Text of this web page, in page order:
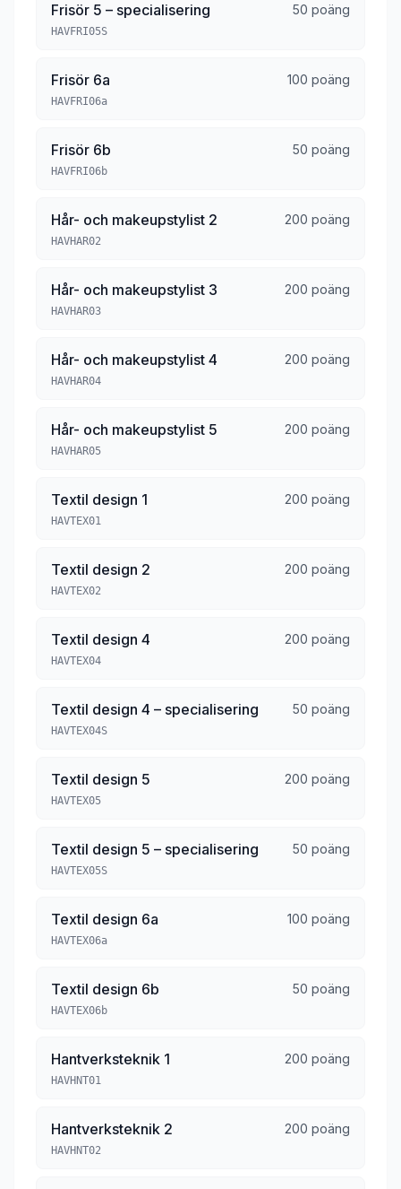
Frisör 5 – specialisering 50 poäng
HAVFRI05S
Frisör 6a 100 poäng
HAVFRI06a
Frisör 6b 50 poäng
HAVFRI06b
Hår- och makeupstylist 2 200 poäng
HAVHAR02
Hår- och makeupstylist 3 200 poäng
HAVHAR03
Hår- och makeupstylist 4 200 poäng
HAVHAR04
Hår- och makeupstylist 5 200 poäng
HAVHAR05
Textil design 1 200 poäng
HAVTEX01
Textil design 2 200 poäng
HAVTEX02
Textil design 4 200 poäng
HAVTEX04
Textil design 4 – specialisering 50 poäng
HAVTEX04S
Textil design 5 200 poäng
HAVTEX05
Textil design 5 – specialisering 50 poäng
HAVTEX05S
Textil design 6a 100 poäng
HAVTEX06a
Textil design 6b 50 poäng
HAVTEX06b
Hantverksteknik 1 200 poäng
HAVHNT01
Hantverksteknik 2 200 poäng
HAVHNT02